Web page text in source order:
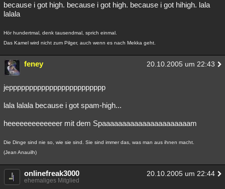
because i got high. because i got high. because i got hihigh. lala
lalala
Hör hundertmal, denk tausendmal, sprich einmal.
Das Kamel wird nicht zum Pilger, auch wenn es nach Mekka geht.
feney 20.10.2005 um 22:43
jepppppppppppppppppppppppp
lala lalala because i got spam-high...
heeeeeeeeeeeeer mit dem Spaaaaaaaaaaaaaaaaaaaaaam
Die Dinge sind nie so, wie sie sind. Sie sind immer das, was man aus ihnen macht.
(Jean Anauilh)
onlinefreak3000 20.10.2005 um 22:44
ehemaliges Mitglied